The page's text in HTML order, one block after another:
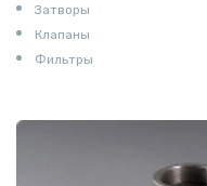
Затворы
Клапаны
Фильтры